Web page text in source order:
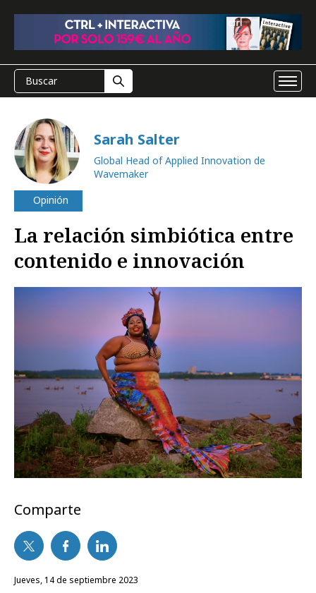
Sarah Salter
Global Head of Applied Innovation de
Wavemaker
Opinión
La relación simbiótica entre
contenido e innovación
Comparte
jueves, 14 de septiembre 2023